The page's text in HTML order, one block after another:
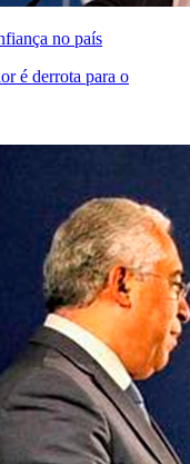
no país
é derrota para o